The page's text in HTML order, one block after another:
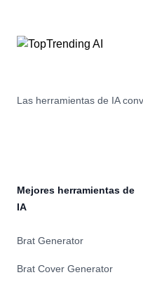
búsqueda de empleo.
Las herramientas de IA
Mejores herramientas de
IA
Brat Generator
Brat Cover Generator